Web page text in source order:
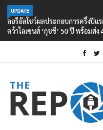
UPDATE
ลอรีอัลโชว์ผลประกอบการครึ่งปีแ
คว้าไลเซนส์ ‘กุชชี่’ 50 ปี พร้อมส่